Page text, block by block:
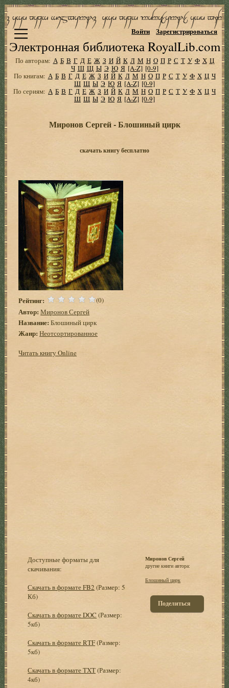
Электронная библиотека RoyalLib.com
Войти Зарегистрироваться
По авторам: А Б В Г Д Е Ж З И Й К Л М Н О П Р С Т У Ф Х Ц
Ч Ш Щ Ы Э Ю Я [A-Z] [0-9]
По книгам: А Б В Г Д Е Ж З И Й К Л М Н О П Р С Т У Ф Х Ц Ч
Ш Щ Ы Э Ю Я [A-Z] [0-9]
По сериям: А Б В Г Д Е Ж З И Й К Л М Н О П Р С Т У Ф Х Ц Ч
Ш Щ Ы Э Ю Я [A-Z] [0-9]
Миpонов Сергей - Блошиный циpк
скачать книгу бесплатно
Рейтинг: (0)
Автор: Миpонов Сергей
Название: Блошиный циpк
Жанр: Неотсортированное
Читать книгу Online
Доступные форматы для
скачивания:
Скачать в формате FB2 (Размер: 5
Кб)
Скачать в формате DOC (Размер:
5кб)
Скачать в формате RTF(Размер:
5кб)
Скачать в формате TXT(Размер:
4кб)
Миpонов Сергей
другие книги автора:
Блошиный циpк
Поделиться